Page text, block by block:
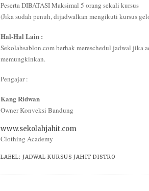
Peserta DIBATASI Maksimal 5 orang sekali kursus
(Jika sudah penuh, dijadwalkan mengikuti kursus
Hal-Hal Lain :
Sekolahsablon.com berhak mereschedul jadwal jika
memungkinkan.
Pengajar :
Kang Ridwan
Owner Konveksi Bandung
www.sekolahjahit.com
Clothing Academy
LABEL: JADWAL KURSUS JAHIT DISTRO